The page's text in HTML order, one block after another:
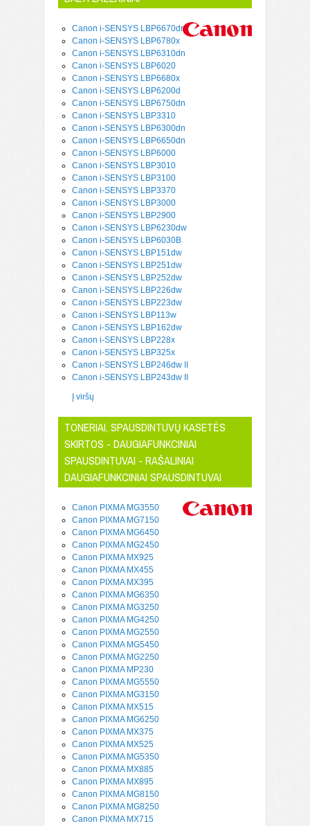
Canon i-SENSYS LBP6670dn
Canon i-SENSYS LBP6780x
Canon i-SENSYS LBP6310dn
Canon i-SENSYS LBP6020
Canon i-SENSYS LBP6680x
Canon i-SENSYS LBP6200d
Canon i-SENSYS LBP6750dn
Canon i-SENSYS LBP3310
Canon i-SENSYS LBP6300dn
Canon i-SENSYS LBP6650dn
Canon i-SENSYS LBP6000
Canon i-SENSYS LBP3010
Canon i-SENSYS LBP3100
Canon i-SENSYS LBP3370
Canon i-SENSYS LBP3000
Canon i-SENSYS LBP2900
Canon i-SENSYS LBP6230dw
Canon i-SENSYS LBP6030B
Canon i-SENSYS LBP151dw
Canon i-SENSYS LBP251dw
Canon i-SENSYS LBP252dw
Canon i-SENSYS LBP226dw
Canon i-SENSYS LBP223dw
Canon i-SENSYS LBP113w
Canon i-SENSYS LBP162dw
Canon i-SENSYS LBP228x
Canon i-SENSYS LBP325x
Canon i-SENSYS LBP246dw II
Canon i-SENSYS LBP243dw II
Į viršų
TONERIAI, SPAUSDINTUVŲ KASETĖS
SKIRTOS - DAUGIAFUNKCINIAI
SPAUSDINTUVAI - RAŠALINIAI
DAUGIAFUNKCINIAI SPAUSDINTUVAI
Canon PIXMA MG3550
Canon PIXMA MG7150
Canon PIXMA MG6450
Canon PIXMA MG2450
Canon PIXMA MX925
Canon PIXMA MX455
Canon PIXMA MX395
Canon PIXMA MG6350
Canon PIXMA MG3250
Canon PIXMA MG4250
Canon PIXMA MG2550
Canon PIXMA MG5450
Canon PIXMA MG2250
Canon PIXMA MP230
Canon PIXMA MG5550
Canon PIXMA MG3150
Canon PIXMA MX515
Canon PIXMA MG6250
Canon PIXMA MX375
Canon PIXMA MX525
Canon PIXMA MG5350
Canon PIXMA MX885
Canon PIXMA MX895
Canon PIXMA MG8150
Canon PIXMA MG8250
Canon PIXMA MX715